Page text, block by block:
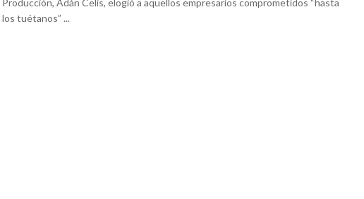
Producción, Adán Celis, elogió a aquellos empresarios comprometidos “hasta
los tuétanos” ...